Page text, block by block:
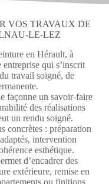
VOS TRAVAUX DE
LE-LEZ
en Hérault, à
qui s’inscrit
travail soigné, de
façonne un savoir-faire
des réalisations
un rendu soigné.
concrètes : préparation
intervention
esthétique.
d’encadrer des
extérieure, remise en
ou finitions